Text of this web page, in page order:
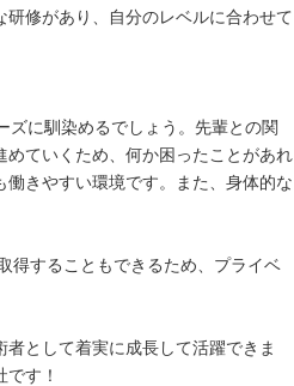
修があり、自分のレベルに合わせて
ズに馴染めるでしょう。先輩との関
ていくため、何か困ったことがあれ
きやすい環境です。また、身体的な
得することもできるため、プライベ
として着実に成長して活躍できま
す！